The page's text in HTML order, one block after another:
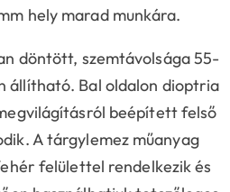
hely marad munkára.
döntött, szemtávolsága 55-
állítható. Bal oldalon dioptria
beépített felső
A tárgylemez műanyag
felülettel rendelkezik és